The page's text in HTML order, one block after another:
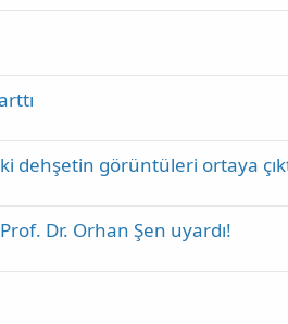
dehşetin görüntüleri ortaya
Dr. Orhan Şen uyardı!